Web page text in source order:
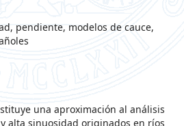
pendiente, modelos de cauce,
una aproximación al análisis
alta sinuosidad originados en ríos